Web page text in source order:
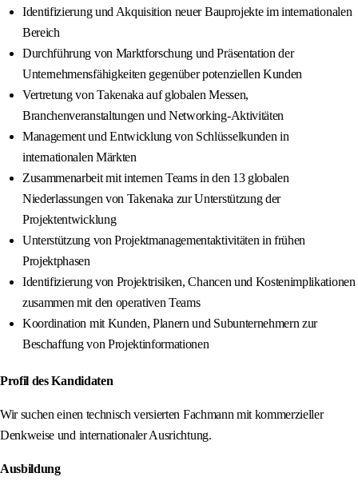
Identifizierung und Akquisition neuer Bauprojekte im internationalen
Bereich
Durchführung von Marktforschung und Präsentation der
Unternehmensfähigkeiten gegenüber potenziellen Kunden
Vertretung von Takenaka auf globalen Messen,
Branchenveranstaltungen und Networking-Aktivitäten
Management und Entwicklung von Schlüsselkunden in
internationalen Märkten
Zusammenarbeit mit internen Teams in den 13 globalen
Niederlassungen von Takenaka zur Unterstützung der
Projektentwicklung
Unterstützung von Projektmanagementaktivitäten in frühen
Projektphasen
Identifizierung von Projektrisiken, Chancen und Kostenimplikationen
zusammen mit den operativen Teams
Koordination mit Kunden, Planern und Subunternehmern zur
Beschaffung von Projektinformationen
Profil des Kandidaten
Wir suchen einen technisch versierten Fachmann mit kommerzieller
Denkweise und internationaler Ausrichtung.
Ausbildung